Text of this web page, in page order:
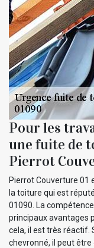
Pour les
une fuite de
Pierrot
Pierrot Couverture 01
la toiture qui est
01090. La
principaux avantages
cela, il est très réactif.
chevronné, il peut être